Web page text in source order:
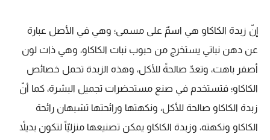
إنّ زبدة الكاكاو هي اسمٌ على مسمى؛ وهي في الأصل عبارة
عن دهن نباتي يستخرج من حبوب نبات الكاكاو، وهي ذات لون
أصفر باهت، وتعدّ صالحةً للأكل، وهذه الزبدة تحمل خصائص
الكاكاو؛ فتستخدم في صنع مستحضرات تجميل البشرة، كما أنّ
زبدة الكاكاو صالحة للأكل، ونكهتها ورائحتها تشبهان رائحة
الكاكاو ونكهته، وزبدة الكاكاو يمكن تصنيعها منزليّاً لتكون بديلاً